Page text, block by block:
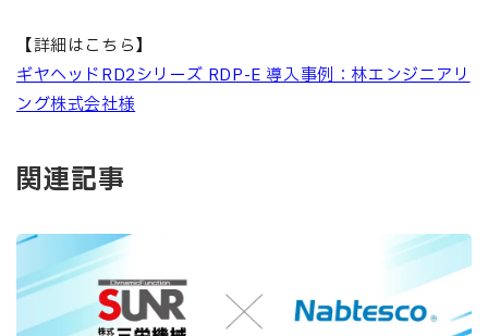
【詳細はこちら】
ギヤヘッドRD2シリーズ RDP-E 導入事例：林エンジニアリ
ング株式会社様
関連記事